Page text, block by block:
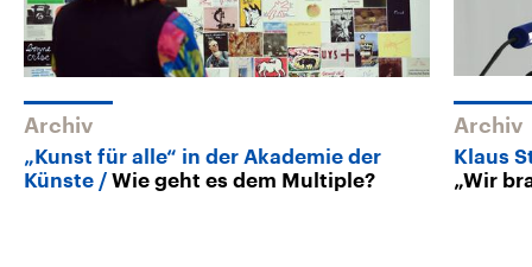
Archiv
„Kunst für alle“ in der Akademie der
Künste
Wie geht es dem Multiple?
Archiv
Klaus
„Wir